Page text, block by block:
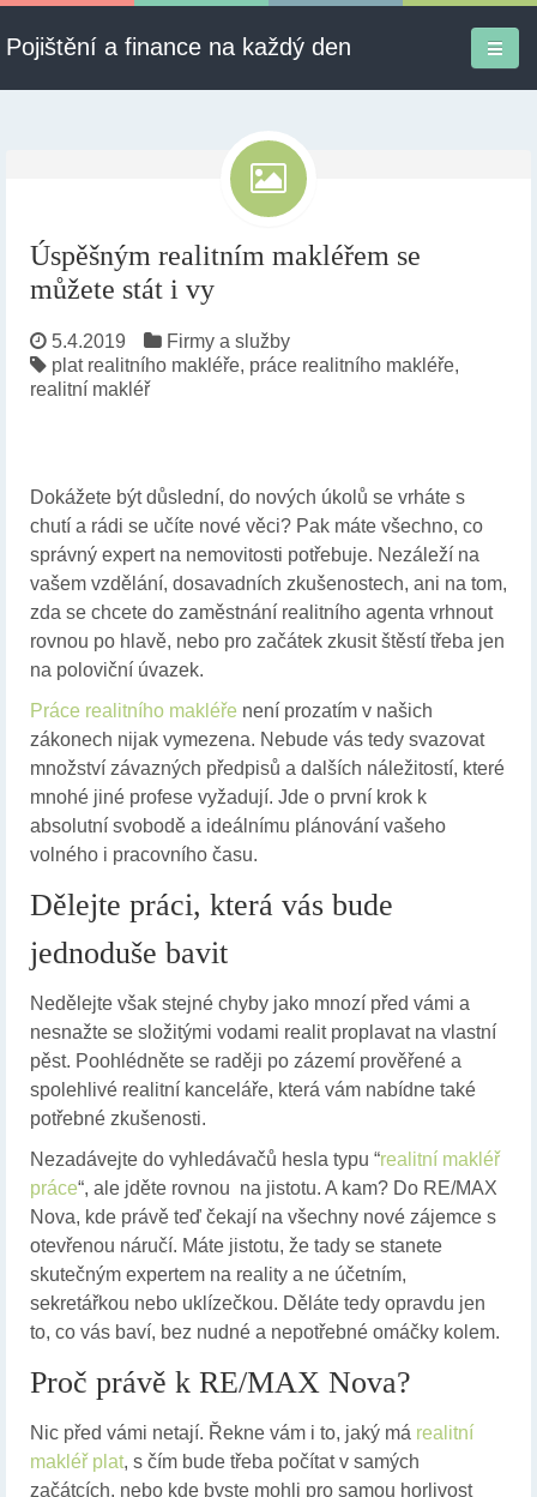
Pojištění a finance na každý den
Pojištění
Půjčky
Ekonomika
Úspěšným realitním makléřem se
můžete stát i vy
5.4.2019
Firmy a služby
plat realitního makléře, práce realitního makléře,
realitní makléř
Dokážete být důslední, do nových úkolů se vrháte s
chutí a rádi se učíte nové věci? Pak máte všechno, co
správný expert na nemovitosti potřebuje. Nezáleží na
vašem vzdělání, dosavadních zkušenostech, ani na tom,
zda se chcete do zaměstnání realitního agenta vrhnout
rovnou po hlavě, nebo pro začátek zkusit štěstí třeba jen
na poloviční úvazek.
Práce realitního makléře není prozatím v našich
zákonech nijak vymezena. Nebude vás tedy svazovat
množství závazných předpisů a dalších náležitostí, které
mnohé jiné profese vyžadují. Jde o první krok k
absolutní svobodě a ideálnímu plánování vašeho
volného i pracovního času.
Dělejte práci, která vás bude
jednoduše bavit
Nedělejte však stejné chyby jako mnozí před vámi a
nesnažte se složitými vodami realit proplavat na vlastní
pěst. Poohlédněte se raději po zázemí prověřené a
spolehlivé realitní kanceláře, která vám nabídne také
potřebné zkušenosti.
Nezadávejte do vyhledávačů hesla typu “realitní makléř
práce“, ale jděte rovnou na jistotu. A kam? Do RE/MAX
Nova, kde právě teď čekají na všechny nové zájemce s
otevřenou náručí. Máte jistotu, že tady se stanete
skutečným expertem na reality a ne účetním,
sekretářkou nebo uklízečkou. Děláte tedy opravdu jen
to, co vás baví, bez nudné a nepotřebné omáčky kolem.
Proč právě k RE/MAX Nova?
Nic před vámi netají. Řekne vám i to, jaký má realitní
makléř plat, s čím bude třeba počítat v samých
začátcích, nebo kde byste mohli pro samou horlivost